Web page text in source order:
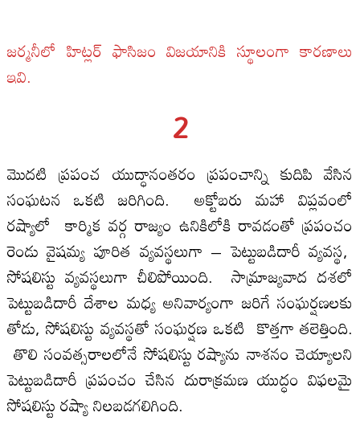
జర్మనీలో హిట్లర్ ఫాసిజం విజయానికి స్థూలంగా కారణాలు
ఇవి.
2
మొదటి ప్రపంచ యుద్ధానంతరం ప్రపంచాన్ని కుదిపి వేసిన
సంఘటన ఒకటి జరిగింది. అక్టోబరు మహా విప్లవంలో
రష్యాలో కార్మిక వర్గ రాజ్యం ఉనికిలోకి రావడంతో ప్రపంచం
రెండు వైషమ్య పూరిత వ్యవస్థలుగా – పెట్టుబడిదారీ వ్యవస్థ,
సోషలిస్టు వ్యవస్థలుగా చీలిపోయింది. సామ్రాజ్యవాద దశలో
పెట్టుబడిదారీ దేశాల మధ్య అనివార్యంగా జరిగే సంఘర్షణలకు
తోడు, సోషలిస్టు వ్యవస్థతో సంఘర్షణ ఒకటి కొత్తగా తలెత్తింది.
తొలి సంవత్సరాలలోనే సోషలిస్టు రష్యాను నాశనం చెయ్యాలని
పెట్టుబడిదారీ ప్రపంచం చేసిన దురాక్రమణ యుద్ధం విఫలమై
సోషలిస్టు రష్యా నిలబడగలిగింది.